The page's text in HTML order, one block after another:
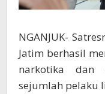
NGANJUK-
Jatim berhasil
narkotika dan
sejumlah pelaku